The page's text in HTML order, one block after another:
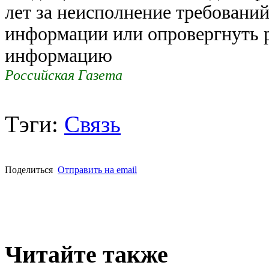
лет за неисполнение
информации или опровергнуть
информацию
Российская Газета
Тэги: Связь
Поделиться Отправить на email
Читайте также